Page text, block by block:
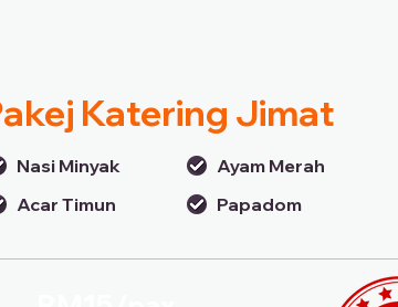
Katering Jimat
Nasi Minyak
Acar Timun
Ayam Merah
Papadom